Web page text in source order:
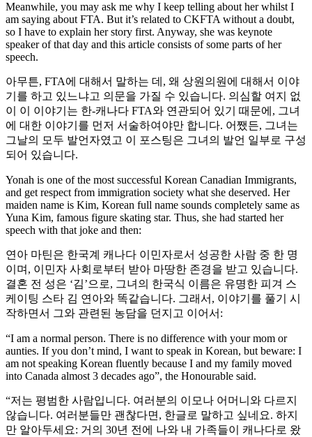
Meanwhile, you may ask me why I keep telling about her whilst I
am saying about FTA. But it’s related to CKFTA without a doubt,
so I have to explain her story first. Anyway, she was keynote
speaker of that day and this article consists of some parts of her
speech.
아무튼, FTA에 대해서 말하는 데, 왜 상원의원에 대해서 이야
기를 하고 있느냐고 의문을 가질 수 있습니다. 의심할 여지 없
이 이 이야기는 한-캐나다 FTA와 연관되어 있기 때문에, 그녀
에 대한 이야기를 먼저 서술하여야만 합니다. 어쨌든, 그녀는
그날의 모두 발언자였고 이 포스팅은 그녀의 발언 일부로 구성
되어 있습니다.
Yonah is one of the most successful Korean Canadian Immigrants,
and get respect from immigration society what she deserved. Her
maiden name is Kim, Korean full name sounds completely same as
Yuna Kim, famous figure skating star. Thus, she had started her
speech with that joke and then:
연아 마틴은 한국계 캐나다 이민자로서 성공한 사람 중 한 명
이며, 이민자 사회로부터 받아 마땅한 존경을 받고 있습니다.
결혼 전 성은 ‘김’으로, 그녀의 한국식 이름은 유명한 피겨 스
케이팅 스타 김 연아와 똑같습니다. 그래서, 이야기를 풀기 시
작하면서 그와 관련된 농담을 던지고 이어서:
“I am a normal person. There is no difference with your mom or
aunties. If you don’t mind, I want to speak in Korean, but beware: I
am not speaking Korean fluently because I and my family moved
into Canada almost 3 decades ago”, the Honourable said.
“저는 평범한 사람입니다. 여러분의 이모나 어머니와 다르지
않습니다. 여러분들만 괜찮다면, 한글로 말하고 싶네요. 하지
만 알아두세요: 거의 30년 전에 나와 내 가족들이 캐나다로 왔